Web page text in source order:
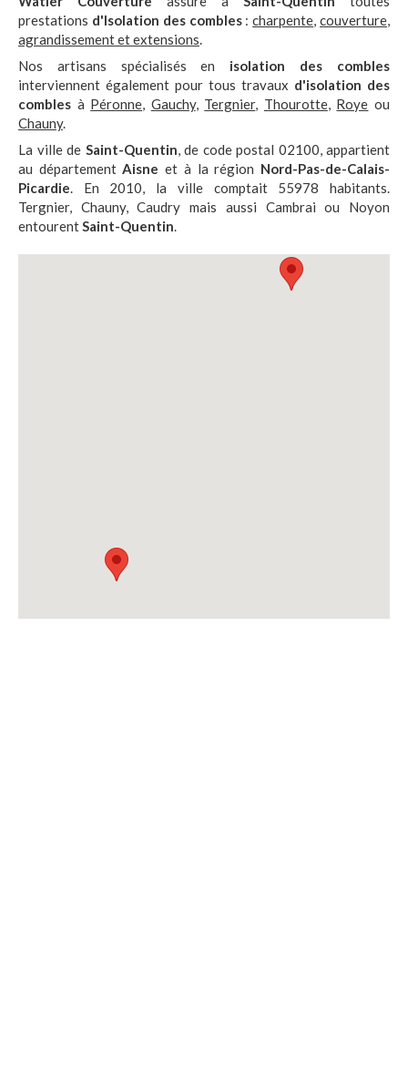
prestations d'Isolation des combles:charpente,couverture,
agrandissement et extensions.
Nos artisans spécialisés en isolation des combles
interviennent également pour tous travaux d'isolation des
combles à Péronne, Gauchy, Tergnier, Thourotte, Roye ou
Chauny.
La ville de Saint-Quentin, de code postal 02100, appartient
au départementAisne et à la région Nord-Pas-de-Calais-
Picardie. En 2010, la ville comptait 55978 habitants.
Tergnier, Chauny, Caudry mais aussi Cambrai ou Noyon
entourentSaint-Quentin.